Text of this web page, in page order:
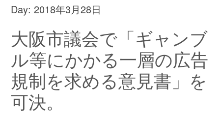
Day:2018年3月28日
大阪市議会で「ギャンブ
ル等にかかる一層の広告
規制を求める意見書」を
可決。